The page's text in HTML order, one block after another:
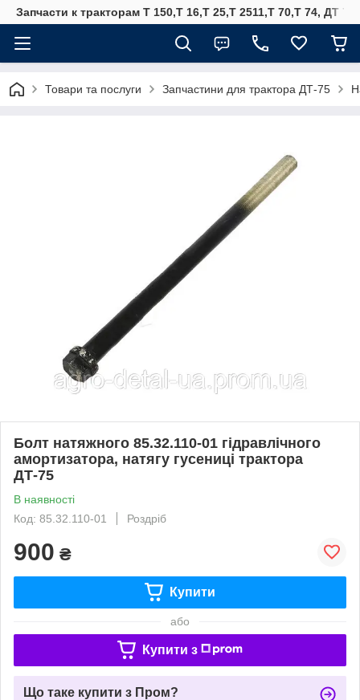
Запчасти к тракторам Т 150,Т 16,Т 25,Т 2511,Т 70,Т 74, ДТ
Товари та послуги Запчастини для трактора ДТ-75
Болт натяжного 85.32.110-01 гідравлічного
амортизатора, натягу гусениці трактора
ДТ-75
В наявності
Код: 85.32.110-01
Роздріб
900 ₴
Купити
або
Купити з
Що таке купити з Пром?